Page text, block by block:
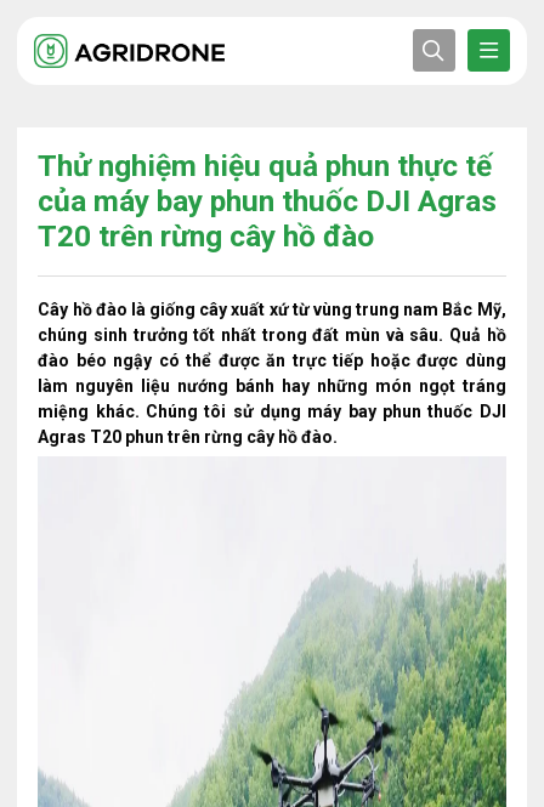
Thử nghiệm hiệu quả phun thực tế
của máy bay phun thuốc DJI Agras
T20 trên rừng cây hồ đào
Cây hồ đào là giống cây xuất xứ từ vùng trung nam Bắc Mỹ,
chúng sinh trưởng tốt nhất trong đất mùn và sâu. Quả hồ
đào béo ngậy có thể được ăn trực tiếp hoặc được dùng
làm nguyên liệu nướng bánh hay những món ngọt tráng
miệng khác. Chúng tôi sử dụng máy bay phun thuốc DJI
Agras T20 phun trên rừng cây hồ đào.